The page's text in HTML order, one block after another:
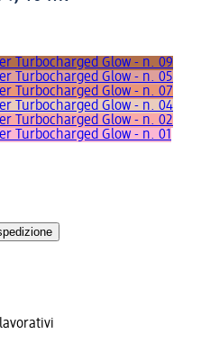
Turbocharged Glow - n. 09
Turbocharged Glow - n. 05
Turbocharged Glow - n. 07
Turbocharged Glow - n. 04
Turbocharged Glow - n. 02
Turbocharged Glow - n. 01